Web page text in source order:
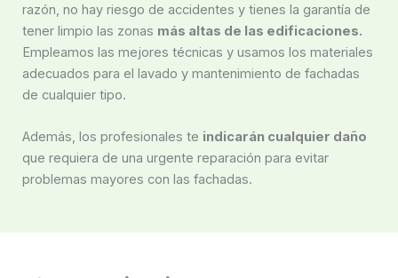
razón, no hay riesgo de accidentes y tienes la garantía de
tener limpio las zonas más altas de las edificaciones.
Empleamos las mejores técnicas y usamos los materiales
adecuados para el lavado y mantenimiento de fachadas
de cualquier tipo.
Además, los profesionales te indicarán cualquier daño
que requiera de una urgente reparación para evitar
problemas mayores con las fachadas.